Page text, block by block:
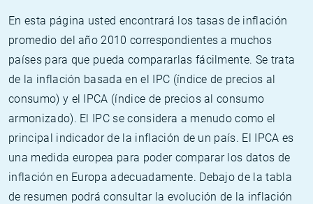
En esta página usted encontrará los tasas de inflación
promedio del año 2010 correspondientes a muchos
países para que pueda compararlas fácilmente. Se trata
de la inflación basada en el IPC (índice de precios al
consumo) y el IPCA (índice de precios al consumo
armonizado). El IPC se considera a menudo como el
principal indicador de la inflación de un país. El IPCA es
una medida europea para poder comparar los datos de
inflación en Europa adecuadamente. Debajo de la tabla
de resumen podrá consultar la evolución de la inflación